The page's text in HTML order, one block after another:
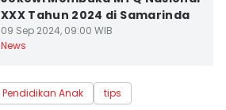
XXX Tahun 2024 di Samarinda
09 Sep 2024, 09:00 WIB
News
Pendidikan Anak tips